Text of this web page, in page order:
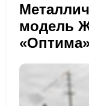
модель